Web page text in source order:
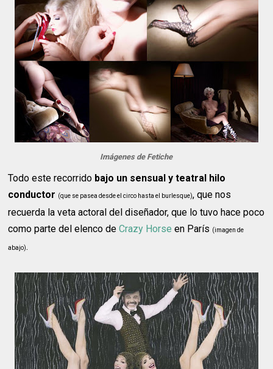
Imágenes de Fetiche
Todo este recorrido bajo un sensual y teatral hilo
conductor (que se pasea desde el circo hasta el burlesque), que nos
recuerda la veta actoral del diseñador, que lo tuvo hace poco
como parte del elenco deCrazy Horse en París (imagen de
abajo).